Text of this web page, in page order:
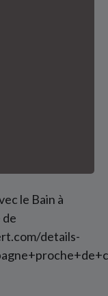
le Bain à
details-